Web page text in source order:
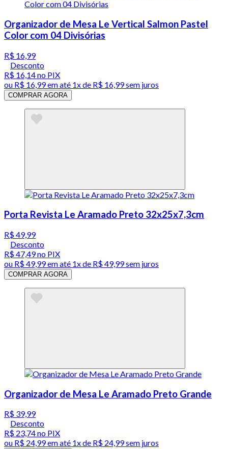
Organizador de Mesa Le Vertical Salmon Pastel
Color com 04 Divisórias
R$ 16,99
Desconto
R$ 16,14no PIX
ou R$ 16,99em até 1x de R$ 16,99sem juros
COMPRAR AGORA
Porta Revista Le Aramado Preto 32x25x7,3cm
R$ 49,99
Desconto
R$ 47,49no PIX
ou R$ 49,99em até 1x de R$ 49,99sem juros
COMPRAR AGORA
Organizador de Mesa Le Aramado Preto Grande
R$ 39,99
Desconto
R$ 23,74no PIX
ou R$ 24,99em até 1x de R$ 24,99sem juros